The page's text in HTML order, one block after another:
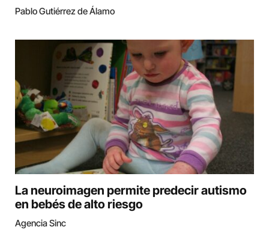
Pablo Gutiérrez de Álamo
La neuroimagen permite predecir autismo
en bebés de alto riesgo
Agencia Sinc